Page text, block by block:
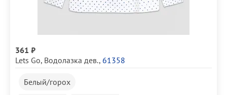
361 ₽
Lets Go, Водолазка дев., 61358
Белый/горох